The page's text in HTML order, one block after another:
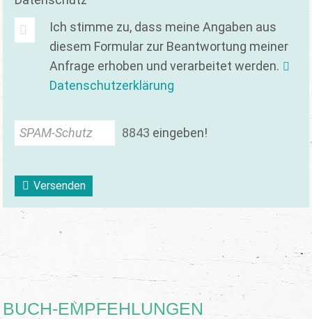
Ich stimme zu, dass meine Angaben aus
diesem Formular zur Beantwortung meiner
Anfrage erhoben und verarbeitet werden.
Datenschutzerklärung
SPAM-Schutz 8843 eingeben!
Versenden
BUCH-EMPFEHLUNGEN